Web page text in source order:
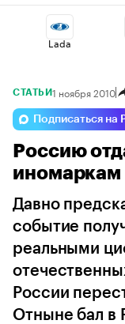
Lada
Geely
Changan
СТАТЬИ1 ноября 2010
Подписаться на
Россию
иномаркам
Давно
событие
реальными
России
Отныне бал в